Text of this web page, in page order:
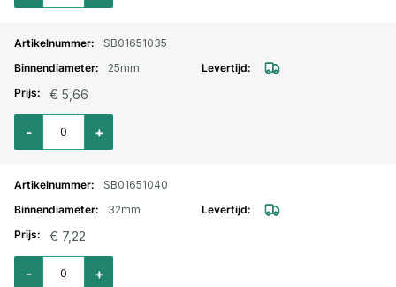
SB01651035
25mm
€ 5,66
Aantal voor Zuigslang Luisiana Superelastic 25mm
+
-
SB01651040
32mm
€ 7,22
Aantal voor Zuigslang Luisiana Superelastic 32mm
+
-